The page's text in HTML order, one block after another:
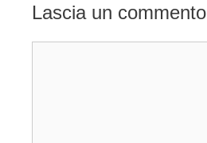
Lascia un commento